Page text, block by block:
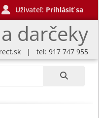
darčeky
Uživateľ: Prihlásiť sa
| tel: 917 747 955